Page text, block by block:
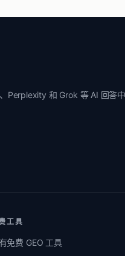
Perplexity 和 Grok 等 AI 回答
工具
免费 GEO 工具